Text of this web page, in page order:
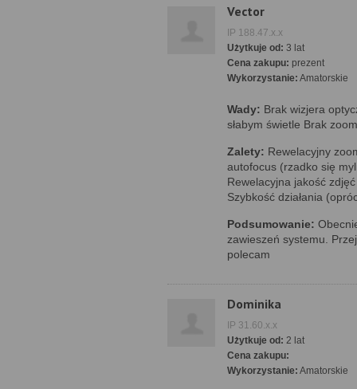
Vector
IP 188.47.x.x
Użytkuje od: 3 lat
Cena zakupu: prezent
Wykorzystanie: Amatorskie
Wady: Brak wizjera
słabym świetle Brak
Zalety: Rewelacyjny
autofocus (rzadko się
Rewelacyjna jakość
Szybkość działania
Podsumowanie:
zawieszeń systemu.
polecam
Dominika
IP 31.60.x.x
Użytkuje od: 2 lat
Cena zakupu:
Wykorzystanie: Amatorskie